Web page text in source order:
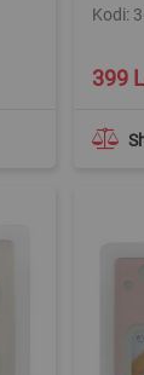
Kodi:
Special
Price
399